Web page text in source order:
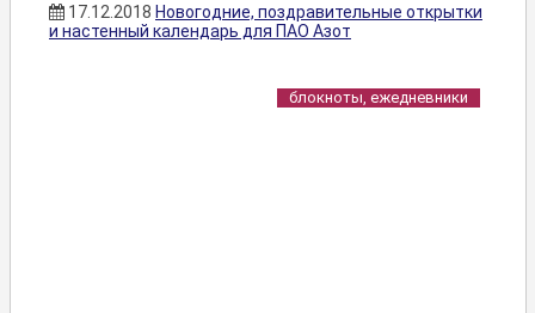
17.12.2018 Новогодние, поздравительные открытки
и настенный календарь для ПАО Азот
блокноты, ежедневники